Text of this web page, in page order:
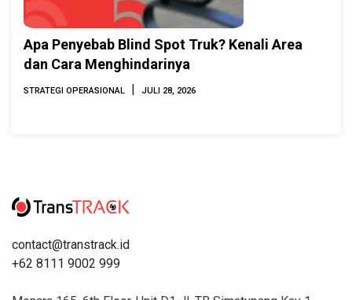
Apa Penyebab Blind Spot Truk? Kenali Area
dan Cara Menghindarinya
STRATEGI OPERASIONAL | JULI 28, 2026
contact@transtrack.id
+62 8111 9002 999